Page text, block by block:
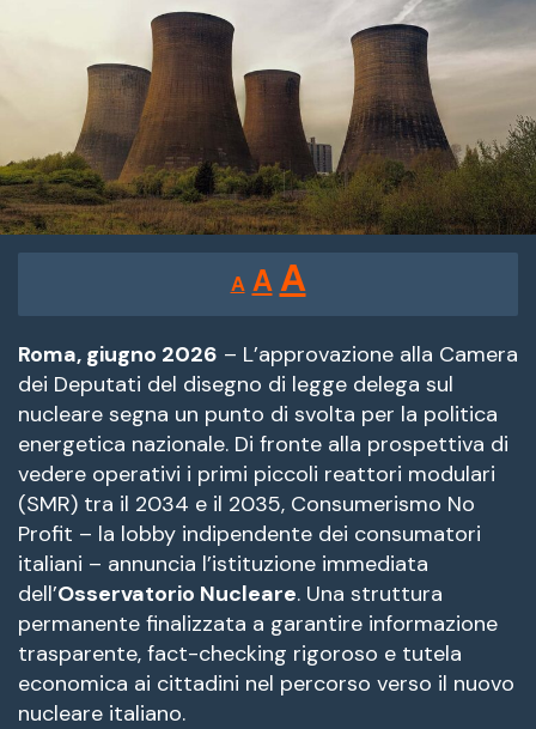
A
Reducir
tamaño
de
fuente.
A Restablecer
tamaño
de
fuente
AAumentar
tamaño
de
fuente.
Roma, giugno 2026 – L’approvazione alla Camera
dei Deputati del disegno di legge delega sul
nucleare segna un punto di svolta per la politica
energetica nazionale. Di fronte alla prospettiva di
vedere operativi i primi piccoli reattori modulari
(SMR) tra il 2034 e il 2035, Consumerismo No
Profit – la lobby indipendente dei consumatori
italiani – annuncia l’istituzione immediata
dell’Osservatorio Nucleare. Una struttura
permanente finalizzata a garantire informazione
trasparente, fact-checking rigoroso e tutela
economica ai cittadini nel percorso verso il nuovo
nucleare italiano.